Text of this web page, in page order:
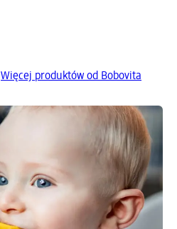
Więcej produktów od Bobovita